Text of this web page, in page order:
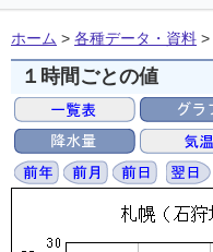
ホーム > 各種データ・資料 >
１時間ごとの値